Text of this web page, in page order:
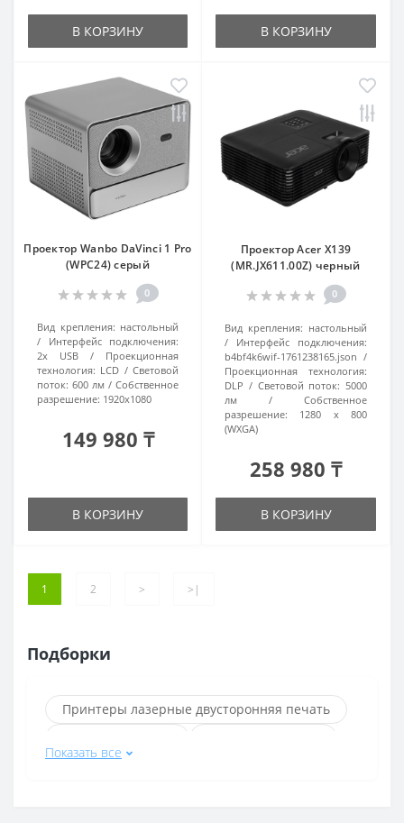
В КОРЗИНУ В КОРЗИНУ
Проектор Wanbo DaVinci 1 Pro
(WPC24) серый
0
Вид крепления: настольный
Интерфейс подключения:
2x USB
Проекционная
технология: LCD
Световой
поток: 600 лм
Собственное
разрешение: 1920x1080
149 980 ₸
В КОРЗИНУ
Проектор Acer X139
(MR.JX611.00Z) черный
0
Вид крепления: настольный
Интерфейс подключения:
b4bf4k6wif-1761238165.json
Проекционная технология:
DLP
Световой поток: 5000
лм
Собственное
разрешение:
1280 x 800
(WXGA)
258 980 ₸
В КОРЗИНУ
1 2 > >|
Подборки
Принтеры лазерные двусторонняя печать
Показать все